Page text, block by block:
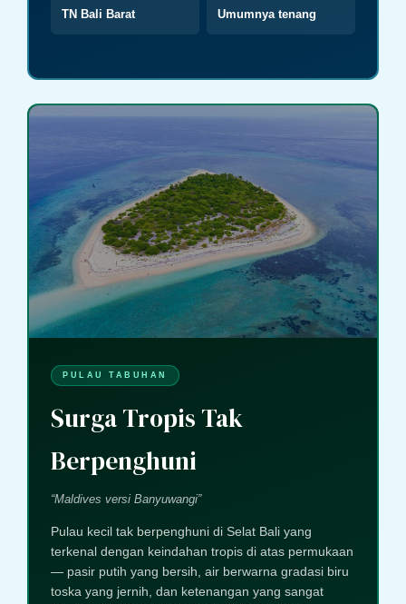
TN Bali Barat Umumnya tenang
PULAU TABUHAN
Surga Tropis Tak
Berpenghuni
“Maldives versi Banyuwangi”
Pulau kecil tak berpenghuni di Selat Bali yang
terkenal dengan keindahan tropis di atas permukaan
— pasir putih yang bersih, air berwarna gradasi biru
toska yang jernih, dan ketenangan yang sangat